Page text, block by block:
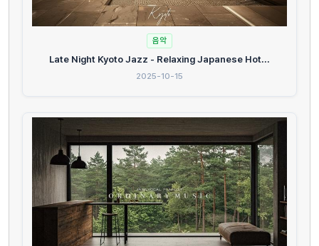
음악
Late Night Kyoto Jazz - Relaxing Japanese Hot...
2025-10-15